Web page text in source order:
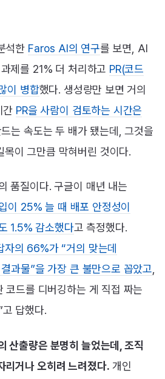
석한 Faros AI의 연구를 보면, AI
제를 21% 더 처리하고 PR(코드
이 병합했다. 생성량만 보면 거의
간 PR을 사람이 검토하는 시간은
는 속도는 두 배가 됐는데, 그것을
이 그만큼 막혀버린 것이다.
품질이다. 구글이 매년 내는
이 25% 늘 때 배포 안정성이
1.5% 감소했다고 측정했다.
자의 66%가 “거의 맞는데
과물”을 가장 큰 불만으로 꼽았고,
코드를 디버깅하는 게 직접 짜는
답했다.
산출량은 분명히 늘었는데, 조직
리거나 오히려 느려졌다. 개인